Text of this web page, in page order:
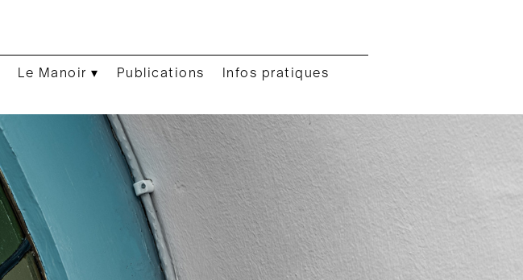
Le Manoir ▾ Publications Infos pratiques